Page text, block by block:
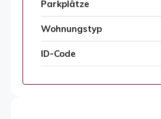
Parkplätze
Wohnungstyp
ID-Code